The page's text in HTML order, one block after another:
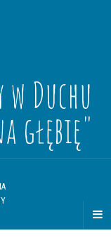
Duchu
głębię"